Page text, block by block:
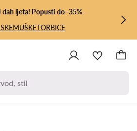
dah ljeta! Popusti do -35%
MUŠKETORBICE
stil